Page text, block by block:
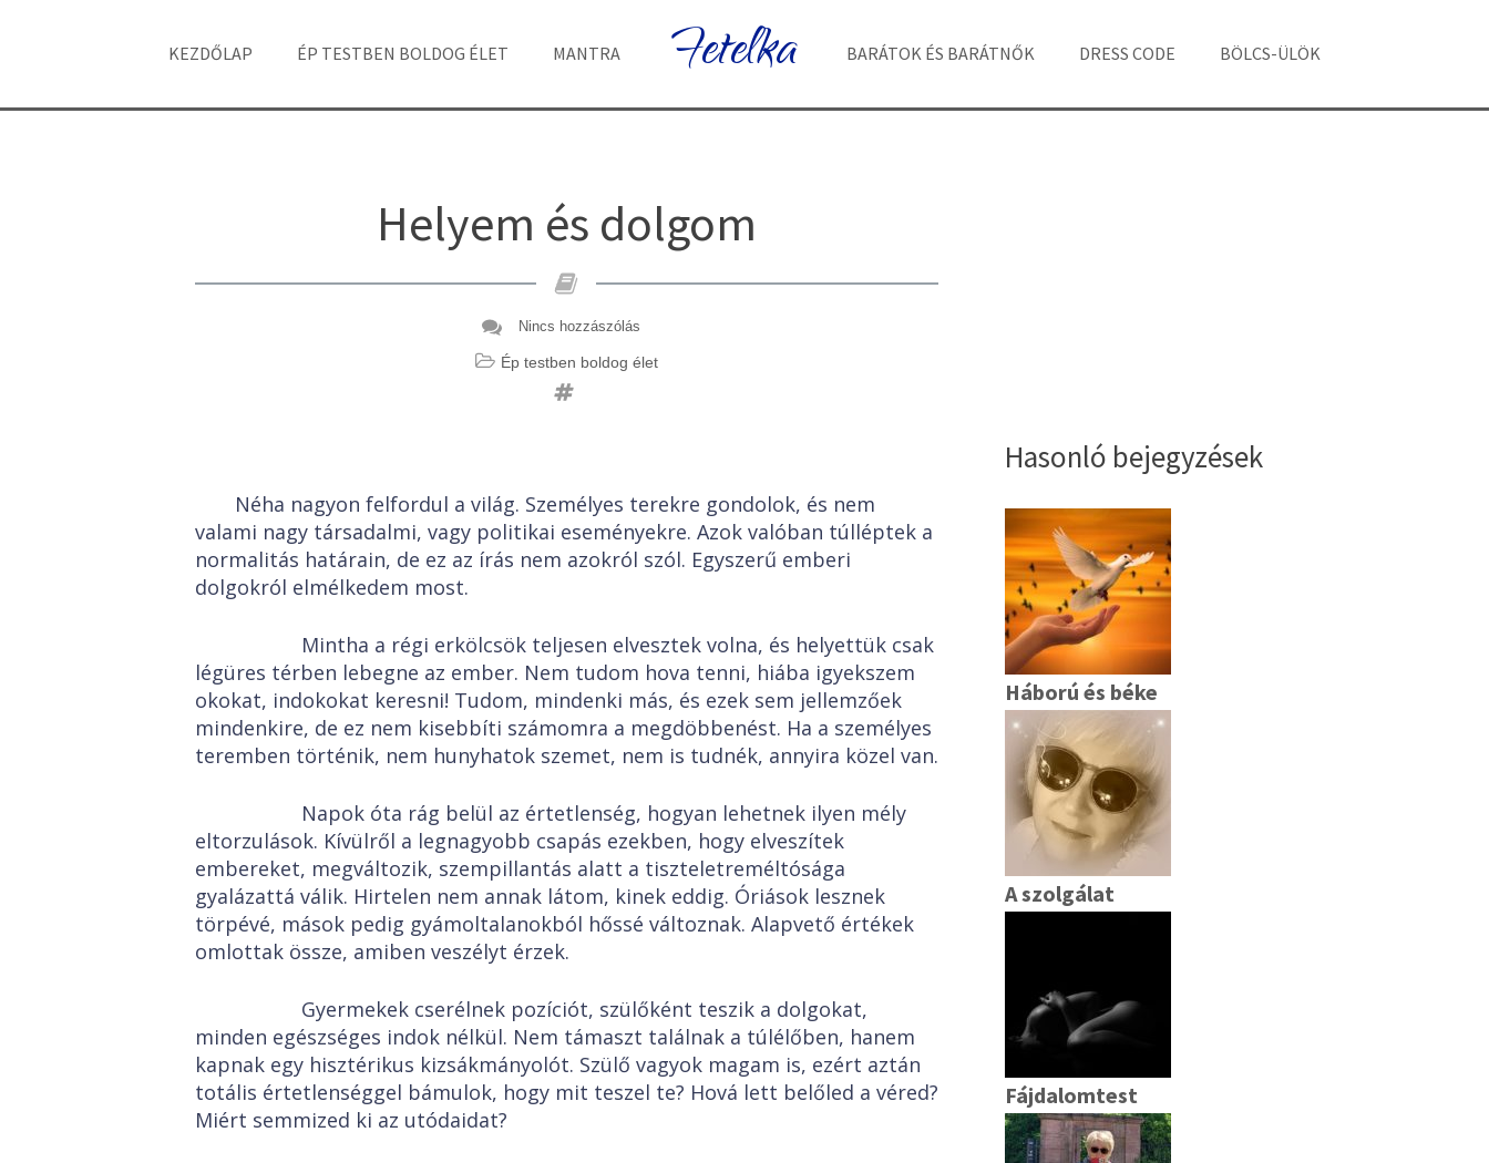
KEZDŐLAP ÉP TESTBEN BOLDOG ÉLET MANTRA Fetelka BARÁTOK ÉS BARÁTNŐK DRESS CODE BÖLCS-ÜLÖK
Helyem és dolgom
Nincs hozzászólás
Ép testben boldog élet
Néha nagyon felfordul a világ. Személyes terekre gondolok, és nem
valami nagy társadalmi, vagy politikai eseményekre. Azok valóban túlléptek a
normalitás határain, de ez az írás nem azokról szól. Egyszerű emberi
dolgokról elmélkedem most.
Mintha a régi erkölcsök teljesen elvesztek volna, és helyettük csak
légüres térben lebegne az ember. Nem tudom hova tenni, hiába igyekszem
okokat, indokokat keresni! Tudom, mindenki más, és ezek sem jellemzőek
mindenkire, de ez nem kisebbíti számomra a megdöbbenést. Ha a személyes
teremben történik, nem hunyhatok szemet, nem is tudnék, annyira közel van.
Napok óta rág belül az értetlenség, hogyan lehetnek ilyen mély
eltorzulások. Kívülről a legnagyobb csapás ezekben, hogy elveszítek
embereket, megváltozik, szempillantás alatt a tiszteletreméltósága
gyalázattá válik. Hirtelen nem annak látom, kinek eddig. Óriások lesznek
törpévé, mások pedig gyámoltalanokból hőssé változnak. Alapvető értékek
omlottak össze, amiben veszélyt érzek.
Gyermekek cserélnek pozíciót, szülőként teszik a dolgokat,
minden egészséges indok nélkül. Nem támaszt találnak a túlélőben, hanem
kapnak egy hisztérikus kizsákmányolót. Szülő vagyok magam is, ezért aztán
totális értetlenséggel bámulok, hogy mit teszel te? Hová lett belőled a véred?
Miért semmized ki az utódaidat?
Hasonló bejegyzések
Háború és béke
A szolgálat
Fájdalomtest